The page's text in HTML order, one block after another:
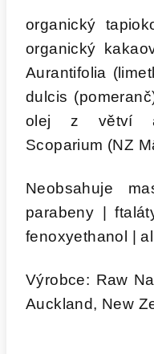
organický
organický
Aurantifolia
dulcis
olej z větví a
Scoparium (NZ
Neobsahuje
parabeny |
fenoxyethanol |
Výrobce: Raw
Auckland, New